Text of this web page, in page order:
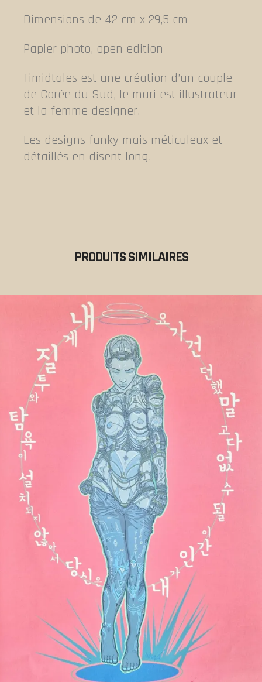
Dimensions de 42 cm x 29,5 cm
Papier photo, open edition
Timidtales est une création d’un couple
de Corée du Sud, le mari est illustrateur
et la femme designer.
Les designs funky mais méticuleux et
détaillés en disent long.
PRODUITS SIMILAIRES